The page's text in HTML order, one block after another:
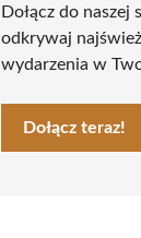
Dołącz do naszej
odkrywaj
wydarzenia w
Dołącz teraz!